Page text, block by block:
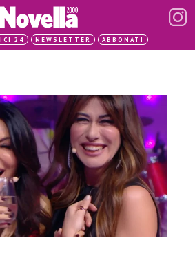
24 NEWSLETTER ABBONATI